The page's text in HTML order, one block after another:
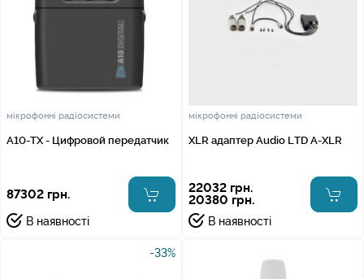
мікрофонні радіосистеми
A10-TX - Цифровой передатчик
87302 грн.
В наявності
мікрофонні радіосистеми
XLR адаптер Audio LTD A-XLR
22032 грн.
20380 грн.
В наявності
-33%